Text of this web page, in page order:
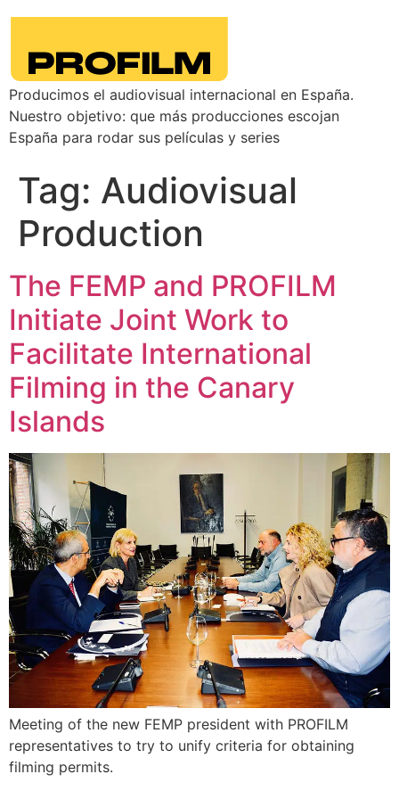
Producimos el audiovisual internacional en España.
Nuestro objetivo: que más producciones escojan
España para rodar sus películas y series
Tag: Audiovisual
Production
The FEMP and PROFILM
Initiate Joint Work to
Facilitate International
Filming in the Canary
Islands
Meeting of the new FEMP president with PROFILM
representatives to try to unify criteria for obtaining
filming permits.